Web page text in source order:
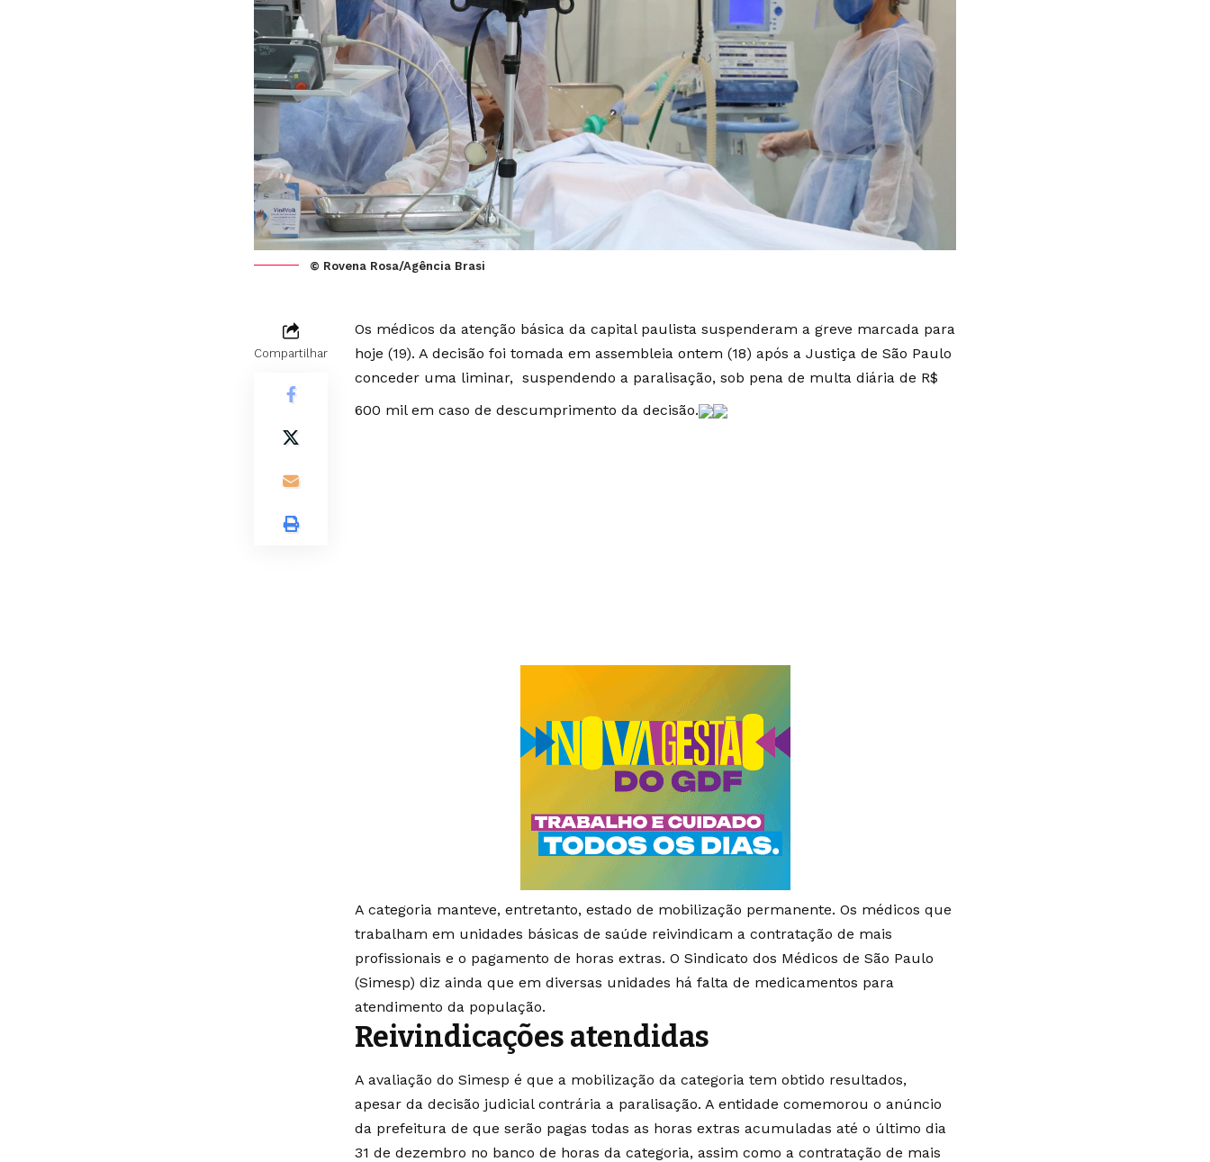
© Rovena Rosa/Agência Brasi
Compartilhar
Os médicos da atenção básica da capital paulista suspenderam a greve marcada para
hoje (19). A decisão foi tomada em assembleia ontem (18) após a Justiça de São Paulo
conceder uma liminar, suspendendo a paralisação, sob pena de multa diária de R$
600 mil em caso de descumprimento da decisão.
A categoria manteve, entretanto, estado de mobilização permanente. Os médicos que
trabalham em unidades básicas de saúde reivindicam a contratação de mais
profissionais e o pagamento de horas extras. O Sindicato dos Médicos de São Paulo
(Simesp) diz ainda que em diversas unidades há falta de medicamentos para
atendimento da população.
Reivindicações atendidas
A avaliação do Simesp é que a mobilização da categoria tem obtido resultados,
apesar da decisão judicial contrária a paralisação. A entidade comemorou o anúncio
da prefeitura de que serão pagas todas as horas extras acumuladas até o último dia
31 de dezembro no banco de horas da categoria, assim como a contratação de mais